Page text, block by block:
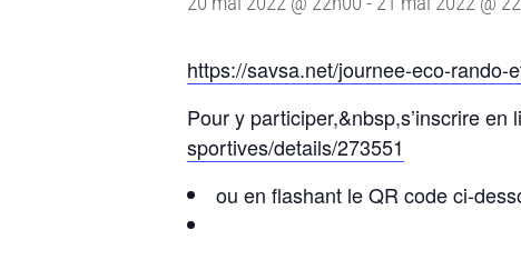
https://savsa.net/journee-eco-
Pour y participer,&nbsp,s’inscrire
sportives/details/273551
ou en flashant le QR code ci-